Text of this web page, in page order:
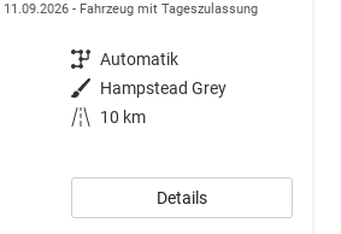
11.09.2026 Fahrzeug mit Tageszulassung
Getriebe Automatik
Außenfarbe Hampstead Grey
Kilometerstand
10 km
Details